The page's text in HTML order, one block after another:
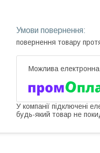
повернення товару
У компанії підключені
будь-який товар не